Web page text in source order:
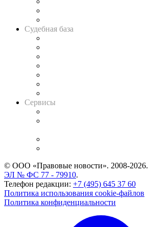
Судебная база
Сервисы
© ООО «Правовые новости». 2008-2026.
ЭЛ № ФС 77 - 79910.
Телефон редакции: +7 (495) 645 37 60
Политика использования cookie-файлов
Политика конфиденциальности